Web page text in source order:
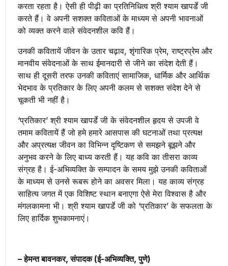
करता रहता है। ऐसी ही पीढ़ी का प्रतिनिधित्व श्री श्याम खापर्डे जी
करते हैं। वे अपनी सशक्त कविताओं के माध्यम से अपनी भावनाओं
को व्यक्त करने वाले संवेदनशील कवि हैं।
उनकी कवितायें जीवन के उतार चढ़ाव, शृंगारिक प्रेम, राष्ट्रप्रेम और
मानवीय संवेदनाओं के साथ ईमानदारी से जीने का संदेश देती हैं।
साथ ही दूसरी तरफ उनकी कविताएं सामाजिक, धार्मिक और आर्थिक
भेदभाव के प्रतिकार के लिए अपनी कलम से सशक्त संदेश देने से
चूकती भी नहीं है।
‘प्रतिकार’ श्री श्याम खापर्डे जी के संवेदनशील हृदय से उपजी वे
तमाम कवितायें हैं जो हमे हमारे आसपास की घटनाओं तथा प्रत्यक्ष
और अप्रत्यक्ष जीवन का विभिन्न दृष्टिकण से समझने बूझने और
अनुभव करने के लिए बाध्य करती हैं। यह कवि का तीसरा काव्य
संग्रह है। ई-अभिव्यक्ति के सम्पादन के समय मुझे उनकी कविताओं
के माध्यम से उनसे रूबरू होने का अवसर मिला। यह काव्य संग्रह
साहित्य जगत में एक विशिष्ट स्थान बनाएगा ऐसे मेरा विश्वास है और
मंगलकामना भी। श्री श्याम खापर्डे जी को ‘प्रतिकार’ के सफलता के
लिए हार्दिक शुभकामनाएं।
– हेमन्त बावनकर, संपादक (ई-अभिव्यक्ति, पुणे)